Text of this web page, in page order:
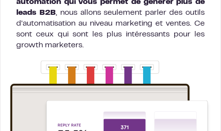
automation qui vous permet de générer plus de
leads B2B, nous allons seulement parler des outils
d’automatisation au niveau marketing et ventes. Ce
sont ceux qui sont les plus intéressants pour les
growth marketers.